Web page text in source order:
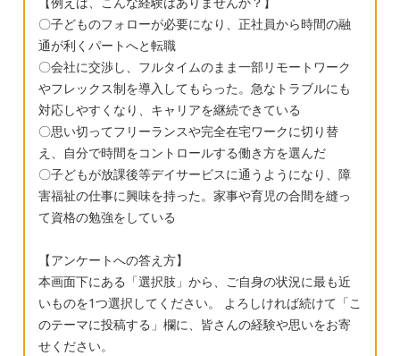
り斜め座りになったりする 今回第一志望の幼
稚園に落ちてしまい（かなりのスパルタ系）
そして発達がゆっくりな子も受け入れますと
いう幼稚園に先日面接に行きました。自分の
名前、絵カードの名前を答える、色、図形な
ど一応全部答えられましたが「ママ、あっち
で遊ぶ!あっち行く!」と落ち着きがなく言葉の
不明瞭と落ち着きのなさを指摘され、療育と
併用で（幼稚園週2、療育週3）加配申請をし
てくれたら受入可能ですが一旦保留と言われ
あるからこれからどんどん出てくると思うけ
れど、落ち着きのなさが気になりますと。 息
子が座った椅子は大人用の回転椅子で古かっ
た為キコキコ音が鳴りクルクル回ろうとした
〇子どものフォローが必要になり、正社員から時間の融
通が利くパートへと転職
〇会社に交渉し、フルタイムのまま一部リモートワーク
やフレックス制を導入してもらった。急なトラブルにも
対応しやすくなり、キャリアを継続できている
〇思い切ってフリーランスや完全在宅ワークに切り替
え、自分で時間をコントロールする働き方を選んだ
〇子どもが放課後等デイサービスに通うようになり、障
害福祉の仕事に興味を持った。家事や育児の合間を縫っ
て資格の勉強をしている
【アンケートへの答え方】
本画面下にある「選択肢」から、ご自身の状況に最も近
いものを1つ選択してください。 よろしければ続けて「こ
のテーマに投稿する」欄に、皆さんの経験や思いをお寄
せください。